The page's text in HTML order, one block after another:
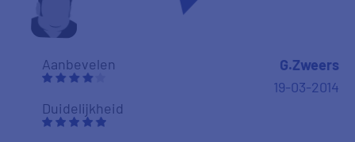
Aanbevelen
Duidelijkheid
G.Zweers
19-03-2014